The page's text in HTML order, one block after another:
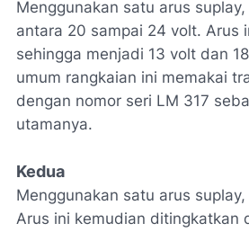
Menggunakan satu arus
antara 20 sampai 24 volt. Arus
sehingga menjadi 13 volt dan
umum rangkaian ini memakai
dengan nomor seri LM 317
utamanya.
Kedua
Menggunakan satu arus
Arus ini kemudian ditingkatkan